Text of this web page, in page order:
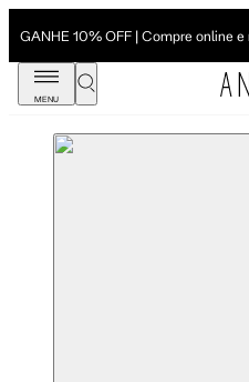
GANHE 10% OFF | Compre online e
MENU